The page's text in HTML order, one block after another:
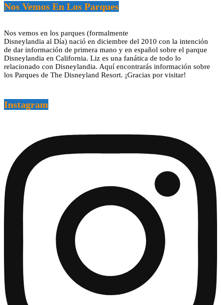
Nos Vemos En Los Parques
Nos vemos en los parques (formalmente
Disneylandia al Día) nació en diciembre del 2010 con la intención
de dar información de primera mano y en español sobre el parque
Disneylandia en California. Liz es una fanática de todo lo
relacionado con Disneylandia. Aquí encontrarás información sobre
los Parques de The Disneyland Resort. ¡Gracias por visitar!
Instagram